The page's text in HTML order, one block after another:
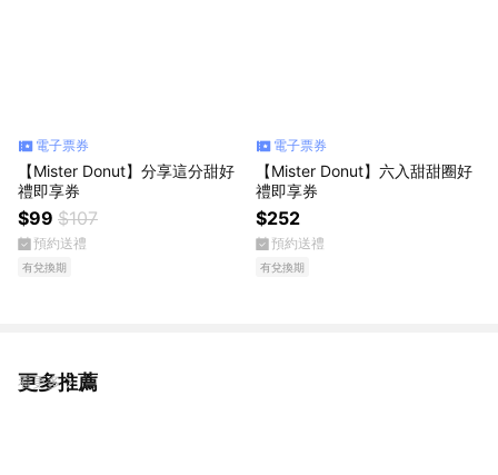
電子票券
【Mister Donut】分享這分甜好
禮即享券
$99 $107
預約送禮
有兌換期
電子票券
【Mister Donut】六入甜甜圈好
禮即享券
$252
預約送禮
有兌換期
更多推薦
看更多